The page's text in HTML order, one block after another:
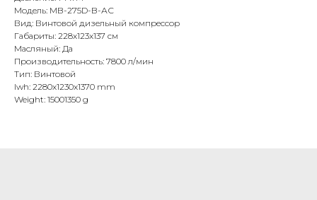
Модель: MB-275D-B-АС
Вид: Винтовой дизельный компрессор
Габариты: 228x123x137 см
Масляный: Да
Производительность: 7800 л/мин
Тип: Винтовой
lwh: 2280x1230x1370 mm
Weight: 15001350 g